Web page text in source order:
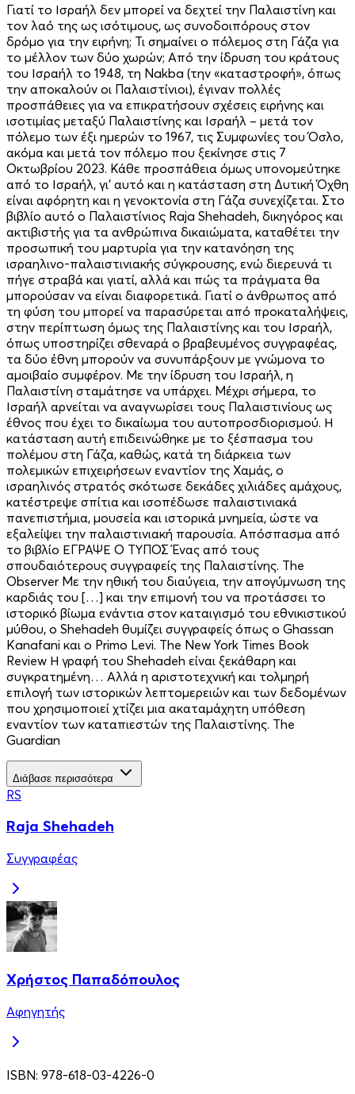
Γιατί το Ισραήλ δεν μπορεί να δεχτεί την Παλαιστίνη και
τον λαό της ως ισότιμους, ως συνοδοιπόρους στον
δρόμο για την ειρήνη; Τι σημαίνει ο πόλεμος στη Γάζα για
το μέλλον των δύο χωρών; Από την ίδρυση του κράτους
του Ισραήλ το 1948, τη Nakba (την «καταστροφή», όπως
την αποκαλούν οι Παλαιστίνιοι), έγιναν πολλές
προσπάθειες για να επικρατήσουν σχέσεις ειρήνης και
ισοτιμίας μεταξύ Παλαιστίνης και Ισραήλ – μετά τον
πόλεμο των έξι ημερών το 1967, τις Συμφωνίες του Όσλο,
ακόμα και μετά τον πόλεμο που ξεκίνησε στις 7
Οκτωβρίου 2023. Κάθε προσπάθεια όμως υπονομεύτηκε
από το Ισραήλ, γι’ αυτό και η κατάσταση στη Δυτική Όχθη
είναι αφόρητη και η γενοκτονία στη Γάζα συνεχίζεται. Στο
βιβλίο αυτό ο Παλαιστίνιος Raja Shehadeh, δικηγόρος και
ακτιβιστής για τα ανθρώπινα δικαιώματα, καταθέτει την
προσωπική του μαρτυρία για την κατανόηση της
ισραηλινο-παλαιστινιακής σύγκρουσης, ενώ διερευνά τι
πήγε στραβά και γιατί, αλλά και πώς τα πράγματα θα
μπορούσαν να είναι διαφορετικά. Γιατί ο άνθρωπος από
τη φύση του μπορεί να παρασύρεται από προκαταλήψεις,
στην περίπτωση όμως της Παλαιστίνης και του Ισραήλ,
όπως υποστηρίζει σθεναρά ο βραβευμένος συγγραφέας,
τα δύο έθνη μπορούν να συνυπάρξουν με γνώμονα το
αμοιβαίο συμφέρον. Με την ίδρυση του Ισραήλ, η
Παλαιστίνη σταμάτησε να υπάρχει. Μέχρι σήμερα, το
Ισραήλ αρνείται να αναγνωρίσει τους Παλαιστινίους ως
έθνος που έχει το δικαίωμα του αυτοπροσδιορισμού. Η
κατάσταση αυτή επιδεινώθηκε με το ξέσπασμα του
πολέμου στη Γάζα, καθώς, κατά τη διάρκεια των
πολεμικών επιχειρήσεων εναντίον της Χαμάς, ο
ισραηλινός στρατός σκότωσε δεκάδες χιλιάδες αμάχους,
κατέστρεψε σπίτια και ισοπέδωσε παλαιστινιακά
πανεπιστήμια, μουσεία και ιστορικά μνημεία, ώστε να
εξαλείψει την παλαιστινιακή παρουσία. Απόσπασμα από
το βιβλίο ΕΓΡΑΨΕ Ο ΤΥΠΟΣ Ένας από τους
σπουδαιότερους συγγραφείς της Παλαιστίνης. The
Observer Με την ηθική του διαύγεια, την απογύμνωση της
καρδιάς του […] και την επιμονή του να προτάσσει το
ιστορικό βίωμα ενάντια στον καταιγισμό του εθνικιστικού
μύθου, ο Shehadeh θυμίζει συγγραφείς όπως ο Ghassan
Kanafani και ο Primo Levi. The New York Times Book
Review Η γραφή του Shehadeh είναι ξεκάθαρη και
συγκρατημένη… Αλλά η αριστοτεχνική και τολμηρή
επιλογή των ιστορικών λεπτομερειών και των δεδομένων
που χρησιμοποιεί χτίζει μια ακαταμάχητη υπόθεση
εναντίον των καταπιεστών της Παλαιστίνης. The
Guardian
Διάβασε περισσότερα
RS
Raja Shehadeh
Συγγραφέας
Χρήστος Παπαδόπουλος
Αφηγητής
ISBN: 978-618-03-4226-0